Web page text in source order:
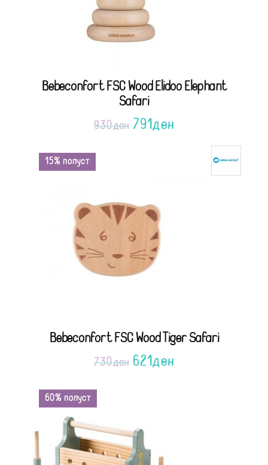
Bebeconfort FSC Wood Elidoo Elephant
Safari
930ден 791ден
15% попуст
Bebeconfort FSC Wood Tiger Safari
730ден 621ден
60% попуст